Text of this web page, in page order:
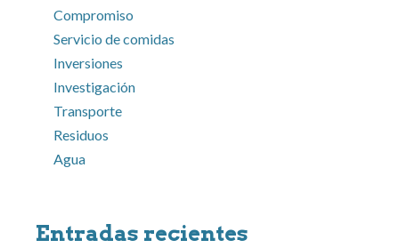
Compromiso
Servicio de comidas
Inversiones
Investigación
Transporte
Residuos
Agua
Entradas recientes